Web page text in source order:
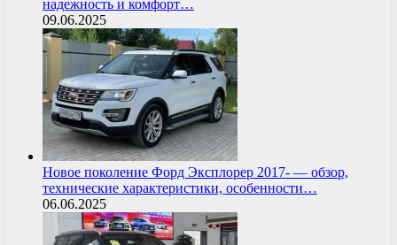
надежность и комфорт…
09.06.2025
Новое поколение Форд Эксплорер 2017- — обзор,
технические характеристики, особенности…
06.06.2025